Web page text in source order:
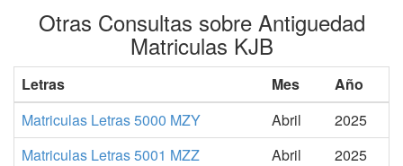
Otras Consultas sobre Antiguedad
Matriculas KJB
Letras Mes
Año
Matriculas Letras 5000 MZY
Abril
2025
Matriculas Letras 5001 MZZ
Abril
2025